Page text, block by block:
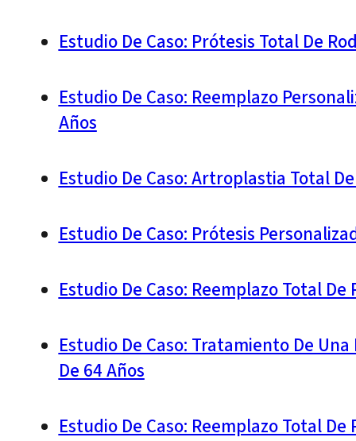
Estudio De Caso: Prótesis Total De
Estudio De Caso: Reemplazo
Años
Estudio De Caso: Artroplastia Total
Estudio De Caso: Prótesis
Estudio De Caso: Reemplazo Total
Estudio De Caso: Tratamiento De
De 64 Años
Estudio De Caso: Reemplazo Total